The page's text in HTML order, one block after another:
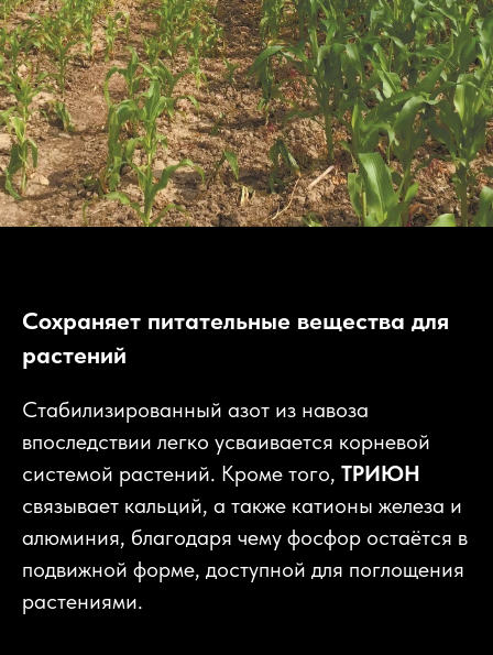
Сохраняет питательн ые вещества для
растений
Стабилизированный азот из навоза
впоследствии легко усваивается корневой
системой растений. Кроме того, ТРИЮН
связывает кальций, а также катионы железа и
алюминия, благодаря чему фосфор остаётся в
подвижной форме, доступной для поглощения
растениями.